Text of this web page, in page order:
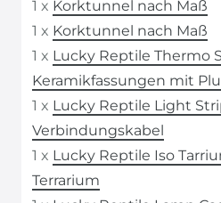
1 x Korktunnel nach Maß
1 x Korktunnel nach Maß
1 x Lucky Reptile Thermo
Keramikfassungen mit
1 x Lucky Reptile Light
Verbindungskabel
1 x Lucky Reptile Iso
Terrarium